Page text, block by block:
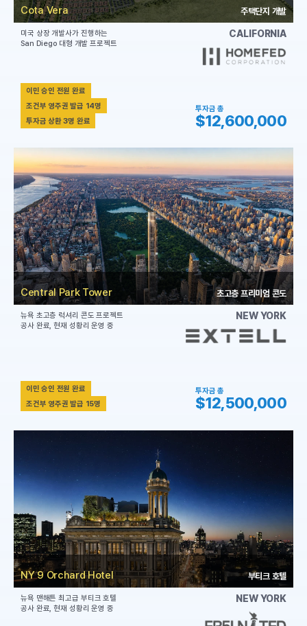
Cota Vera 주택단지 개발
미국 상장 개발사가 진행하는
San Diego 대형 개발 프로젝트
이민 승인 전원 완료
조건부 영주권 발급 14명
투자금 상환 3명 완료
CALIFORNIA
투자금 총
$12,600,000
Central Park Tower 초고층 프리미엄 콘도
뉴욕 초고층 럭셔리 콘도 프로젝트
공사 완료, 현재 성황리 운영 중
이민 승인 전원 완료
조건부 영주권 발급 15명
NEW YORK
투자금 총
$12,500,000
NY 9 Orchard Hotel 부티크 호텔
뉴욕 맨해튼 최고급 부티크 호텔
공사 완료, 현재 성황리 운영 중
NEW YORK